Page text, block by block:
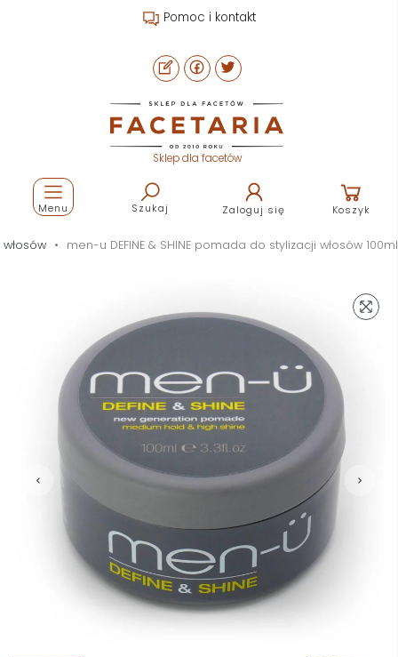
Pomoc i kontakt
Sklep dla facetów
Szukaj Zaloguj się Koszyk
Menu
men-u DEFINE & SHINE pomada do stylizacji włosów 100ml